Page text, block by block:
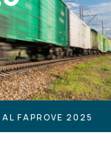
FAPROVE 2025